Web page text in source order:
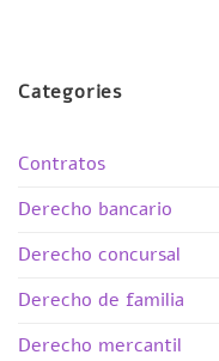
Categories
Contratos
Derecho bancario
Derecho concursal
Derecho de familia
Derecho mercantil